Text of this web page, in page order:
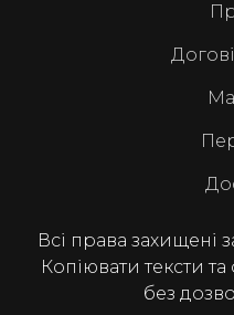
Всі права захищені
Копіювати тексти
без